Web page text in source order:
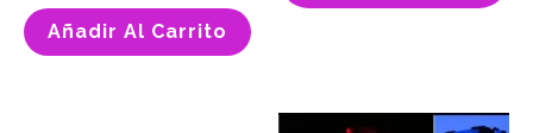
Añadir Al Carrito
Original Current